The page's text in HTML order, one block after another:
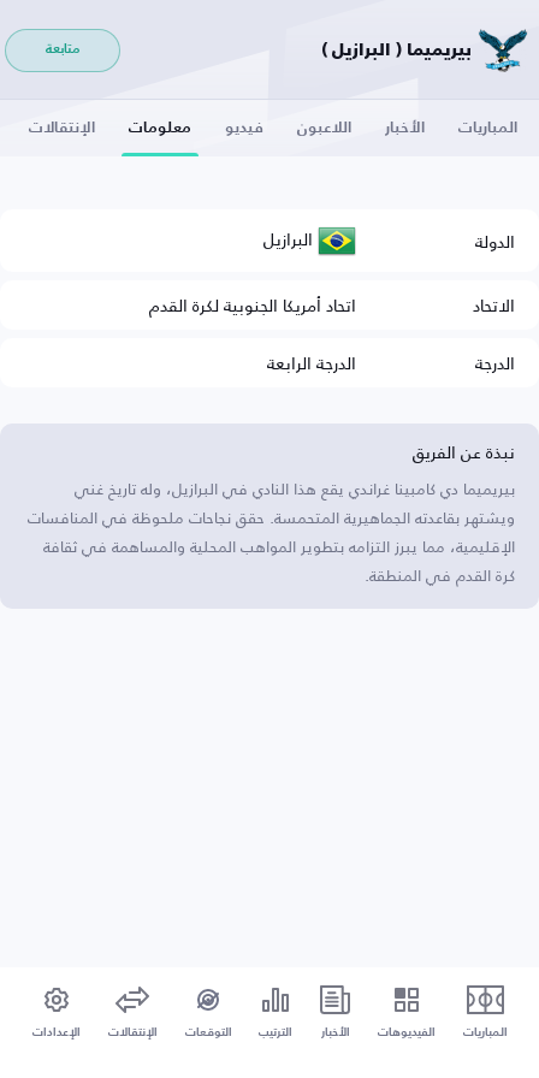
بيريميما ( البرازيل ) متابعة
المباريات الأخبار اللاعبون فيديو معلومات الإنتقالات
الدولة البرازيل
الاتحاد
اتحاد أمريكا الجنوبية لكرة القدم
الدرجة
الدرجة الرابعة
نبذة عن الفريق
بيريميما دي كامبينا غراندي يقع هذا النادي في البرازيل، وله تاريخ غني
ويشتهر بقاعدته الجماهيرية المتحمسة. حقق نجاحات ملحوظة في المنافسات
الإقليمية، مما يبرز التزامه بتطوير المواهب المحلية والمساهمة في ثقافة
كرة القدم في المنطقة.
المباريات الفيديوهات الأخبار الترتيب التوقعات الإنتقالات الإعدادات